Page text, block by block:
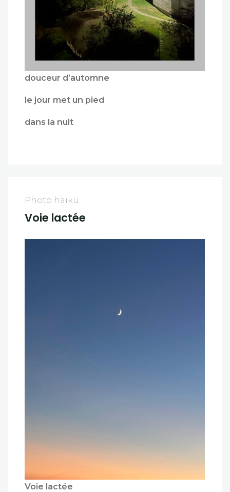
douceur d’automne
le jour met un pied
dans la nuit
Photo haïku
Voie lactée
Voie lactée